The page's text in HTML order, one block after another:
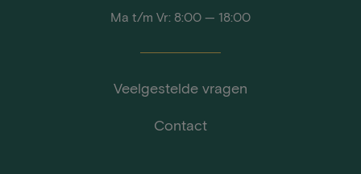
Ma t/m Vr: 8:00 — 18:00
Veelgestelde vragen
Contact